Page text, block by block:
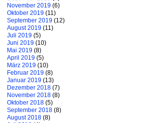
November 2019 (6)
Oktober 2019 (11)
September 2019 (12)
August 2019 (11)
Juli 2019 (5)
Juni 2019 (10)
Mai 2019 (8)
April 2019 (5)
März 2019 (10)
Februar 2019 (8)
Januar 2019 (13)
Dezember 2018 (7)
November 2018 (8)
Oktober 2018 (5)
September 2018 (8)
August 2018 (8)